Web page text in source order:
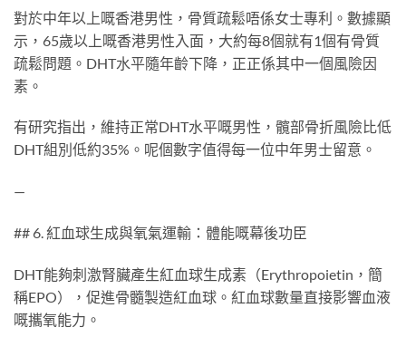
對於中年以上嘅香港男性，骨質疏鬆唔係女士專利。數據顯
示，65歲以上嘅香港男性入面，大約每8個就有1個有骨質
疏鬆問題。DHT水平隨年齡下降，正正係其中一個風險因
素。
有研究指出，維持正常DHT水平嘅男性，髖部骨折風險比低
DHT組別低約35%。呢個數字值得每一位中年男士留意。
—
## 6. 紅血球生成與氧氣運輸：體能嘅幕後功臣
DHT能夠刺激腎臟產生紅血球生成素（Erythropoietin，簡
稱EPO），促進骨髓製造紅血球。紅血球數量直接影響血液
嘅攜氧能力。